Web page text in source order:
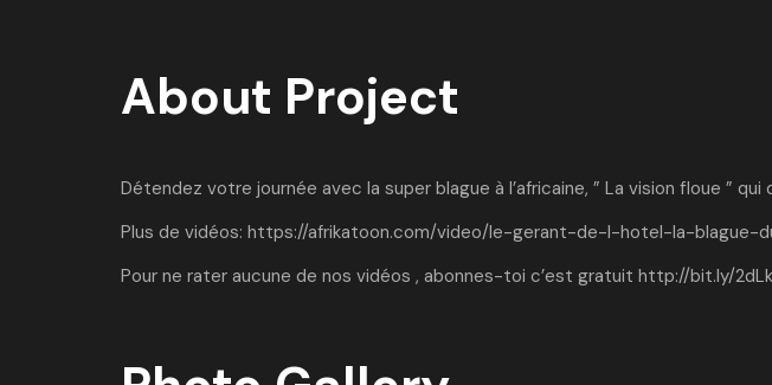
About Project
Détendez votre journée avec la super blague à l’africaine, ” La vision floue ”
Plus de vidéos: https://afrikatoon.com/video/le-gerant-de-l-hotel-la-blague-
Pour ne rater aucune de nos vidéos , abonnes-toi c’est gratuit http://bit.ly/